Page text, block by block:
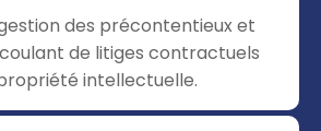
des précontentieux et
de litiges contractuels
intellectuelle.